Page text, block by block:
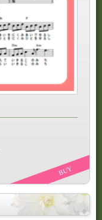
BUY